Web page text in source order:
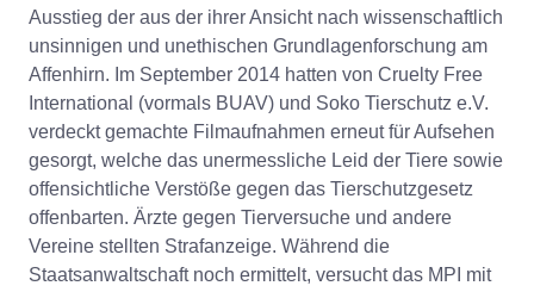
Ausstieg der aus der ihrer Ansicht nach wissenschaftlich
unsinnigen und unethischen Grundlagenforschung am
Affenhirn. Im September 2014 hatten von Cruelty Free
International (vormals BUAV) und Soko Tierschutz e.V.
verdeckt gemachte Filmaufnahmen erneut für Aufsehen
gesorgt, welche das unermessliche Leid der Tiere sowie
offensichtliche Verstöße gegen das Tierschutzgesetz
offenbarten. Ärzte gegen Tierversuche und andere
Vereine stellten Strafanzeige. Während die
Staatsanwaltschaft noch ermittelt, versucht das MPI mit